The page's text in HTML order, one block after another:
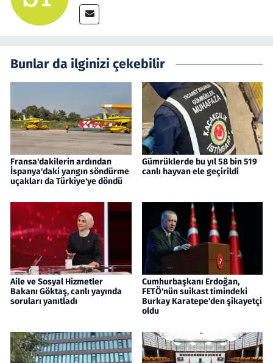
Bunlar da ilginizi çekebilir
Fransa'dakilerin ardından
İspanya'daki yangın söndürme
uçakları da Türkiye'ye döndü
Gümrüklerde bu yıl 58 bin 519
canlı hayvan ele geçirildi
Aile ve Sosyal Hizmetler
Bakanı Göktaş, canlı yayında
soruları yanıtladı
Cumhurbaşkanı Erdoğan,
FETÖ'nün suikast timindeki
Burkay Karatepe'den şikayetçi
oldu